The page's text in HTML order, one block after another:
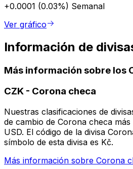
+0.0001 (0.03%) Semanal
Ver gráfico
Información de
Más información sobre los
CZK - Corona checa
Nuestras clasificaciones de
de cambio de Corona checa
USD. El código de la divisa
símbolo de esta divisa es Kč.
Más información sobre Corona